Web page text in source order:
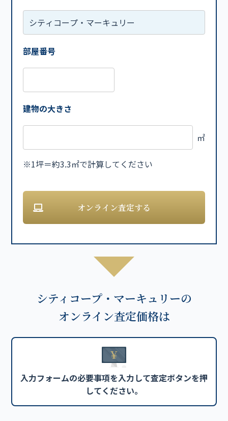
部屋番号
建物の大きさ
㎡
※1坪＝約3.3㎡で計算してください
オンライン査定する
シティコープ・マーキュリーの
オンライン査定価格は